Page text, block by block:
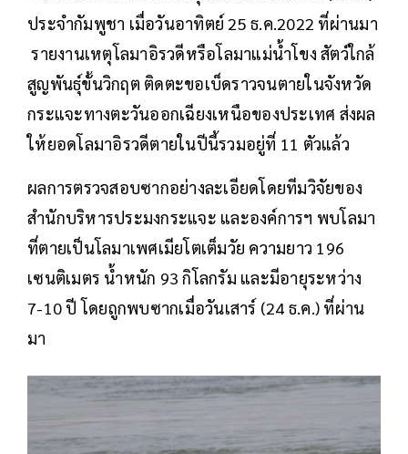
ประจำกัมพูชา เมื่อวันอาทิตย์ 25 ธ.ค.2022 ที่ผ่านมา
รายงานเหตุโลมาอิรวดีหรือโลมาแม่น้ำโขง สัตว์ใกล้
สูญพันธุ์ขั้นวิกฤต ติดตะขอเบ็ดราวจนตายในจังหวัด
กระแจะทางตะวันออกเฉียงเหนือของประเทศ ส่งผล
ให้ยอดโลมาอิรวดีตายในปีนี้รวมอยู่ที่ 11 ตัวแล้ว
ผลการตรวจสอบซากอย่างละเอียดโดยทีมวิจัยของ
สำนักบริหารประมงกระแจะ และองค์การฯ พบโลมา
ที่ตายเป็นโลมาเพศเมียโตเต็มวัย ความยาว 196
เซนติเมตร น้ำหนัก 93 กิโลกรัม และมีอายุระหว่าง
7-10 ปี โดยถูกพบซากเมื่อวันเสาร์ (24 ธ.ค.) ที่ผ่าน
มา